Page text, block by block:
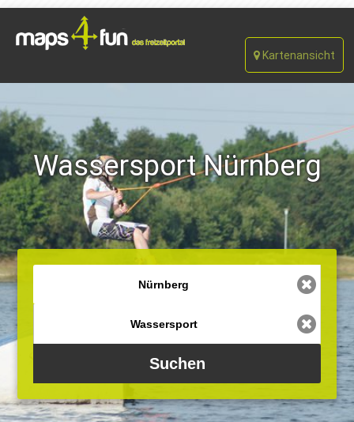
Kartenansicht
Wassersport Nürnberg